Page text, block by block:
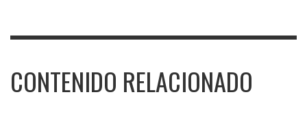
CONTENIDO RELACIONADO